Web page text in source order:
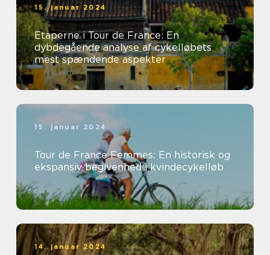
15. januar 2024
Etaperne i Tour de France: En
dybdegående analyse af cykelløbets
mest spændende aspekter
15. januar 2024
Tour de France Femmes: En historisk og
ekspansiv begivenhed i kvindecykelløb
14. januar 2024